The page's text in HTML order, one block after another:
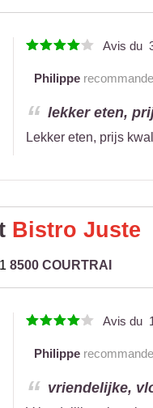
Avis du
Philippe
lekker eten,
Lekker eten, prijs
Bistro Juste
8500 COURTRAI
Avis du
Philippe
vriendelijke,